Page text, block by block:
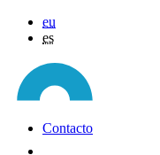
eu
es
Contacto